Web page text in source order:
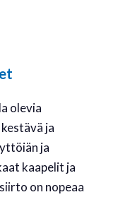
olevia
ja
ja
kaapelit ja
on nopeaa